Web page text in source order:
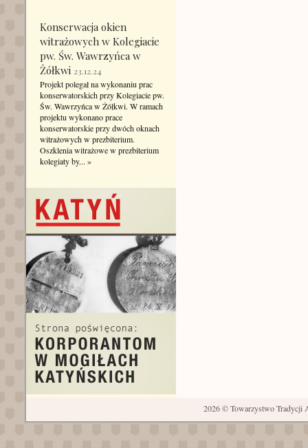
Konserwacja okien
witrażowych w Kolegiacie
pw. Św. Wawrzyńca w
Żółkwi 23.12.24
Projekt polegał na wykonaniu prac
konserwatorskich przy Kolegiacie pw.
Św. Wawrzyńca w Żółkwi. W ramach
projektu wykonano prace
konserwatorskie przy dwóch oknach
witrażowych w prezbiterium.
Oszklenia witrażowe w prezbiterium
kolegiaty by... »
2026 © Towarzystwo Tradycji